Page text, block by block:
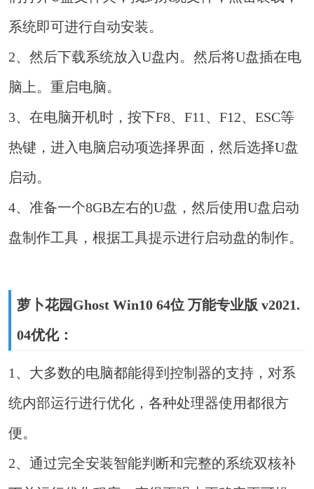
系统即可进行自动安装。
2、然后下载系统放入U盘内。然后将U盘插在电
脑上。重启电脑。
3、在电脑开机时，按下F8、F11、F12、ESC等
热键，进入电脑启动项选择界面，然后选择U盘
启动。
4、准备一个8GB左右的U盘，然后使用U盘启动
盘制作工具，根据工具提示进行启动盘的制作。
萝卜花园Ghost Win10 64位 万能专业版 v2021.
04优化：
1、大多数的电脑都能得到控制器的支持，对系
统内部运行进行优化，各种处理器使用都很方
便。
2、通过完全安装智能判断和完整的系统双核补